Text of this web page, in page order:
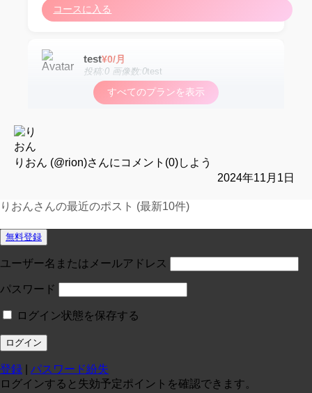
コースに入る
test¥0/月
投稿:0 画像数:0test
コースに入る
投稿:0 画像数:0 test
コースに入る
すべてのプランを表示
りおん (@rion)さんにコメント(0)しよう
2024年11月1日
りおんさんの最近のポスト (最新10件)
無料登録
ユーザー名またはメールアドレス
パスワード
ログイン状態を保存する
登録
パスワード紛失
ログインすると失効予定ポイントを確認できます。